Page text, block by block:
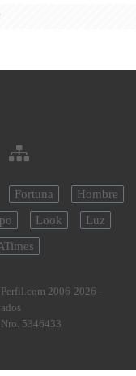
Fortuna
Hombre
Look
Luz
2006-2026 -
5346433